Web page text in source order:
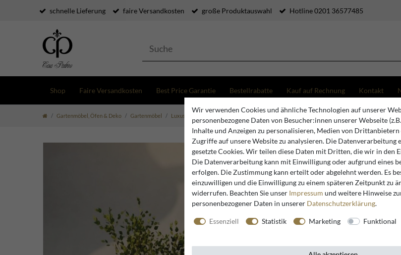
schnelle Lieferung faire Versandkosten große Produktauswahl Hotline 0201 36577485
Shop Faire Versandkosten Best Price Garantie Bestellrabatte Kauf auf Rechnung Kontakt
Gartenmöbel, Öfen & Deko Gartenmöbel Luxus Gartenmöbel
Wir verwenden Cookies und ähnliche Technologien auf unserer
personenbezogene Daten von Besucher:innen unserer Webseite
Inhalte und Anzeigen zu personalisieren, Medien von
Zugriffe auf unsere Website zu analysieren. Die Datenverarbeitung
gesetzte Cookies. Wir teilen diese Daten mit Dritten, die wir in den
Die Datenverarbeitung kann mit Einwilligung oder aufgrund eines
erfolgen. Die Zustimmung kann erteilt oder abgelehnt werden. Es
einzuwilligen und die Einwilligung zu einem späteren Zeitpunkt zu
widerrufen. Beachten Sie unser Impressum und weitere Hinweise
personenbezogener Daten in unserer Daten­schutz­erklärung.
Essenziell Statistik Marketing Funktional